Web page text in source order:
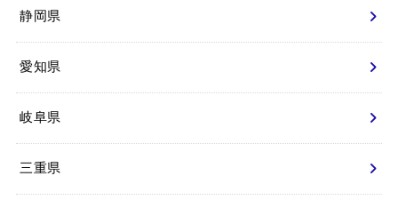
静岡県
愛知県
岐阜県
三重県